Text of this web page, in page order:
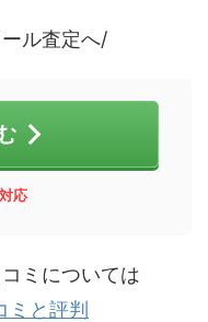
ル査定へ/
応
ミについては
ミと評判